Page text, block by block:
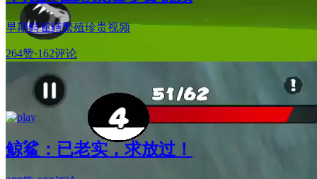
早期鳄雀鳝繁殖珍贵视频
264赞·162评论
鲸鲨：已老实，求放过！